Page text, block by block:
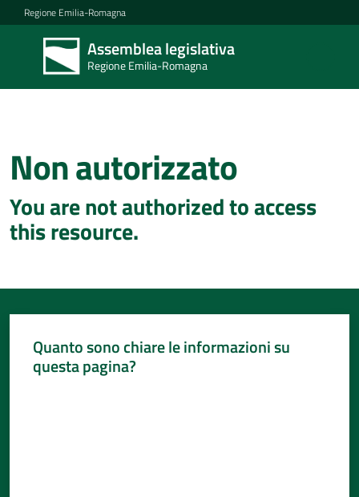
Vai al contenuto
Vai alla navigazione
Vai al footer
Regione Emilia-Romagna
Assemblea legislativa
Regione Emilia-Romagna
Assemblea
legislativa
Regione Emilia-
Concittadini
Porte
aperte
Mostre
Percorsi
Non autorizzato
You are not authorized to access
this resource.
Quanto sono chiare le informazioni su
questa pagina?